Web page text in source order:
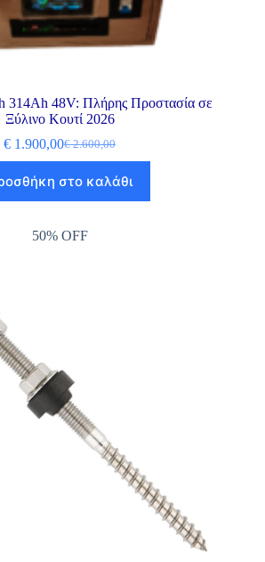
314Ah 48V: Πλήρης Προστασία σε
Ξύλινο Κουτί 2026
€2.600,00
€ 1.900,00
στο καλάθι
50% OFF